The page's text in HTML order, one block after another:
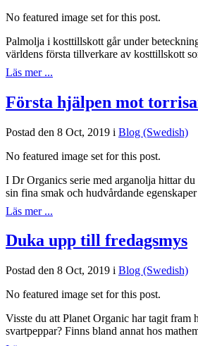
No featured image set for this post.
Palmolja i kosttillskott går under
världens första tillverkare av kosttillskott
Läs mer ...
Första hjälpen mot
Postad den 8 Oct, 2019 i Blog (Swedish)
No featured image set for this post.
I Dr Organics serie med arganolja hittar
sin fina smak och hudvårdande
Läs mer ...
Duka upp till fredagsmys
Postad den 8 Oct, 2019 i Blog (Swedish)
No featured image set for this post.
Visste du att Planet Organic har tagit fram
svartpeppar? Finns bland annat hos